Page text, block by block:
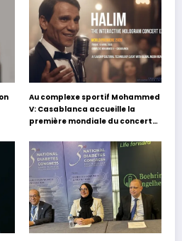
Au complexe sportif Mohammed
V: Casablanca accueille la
première mondiale du concert